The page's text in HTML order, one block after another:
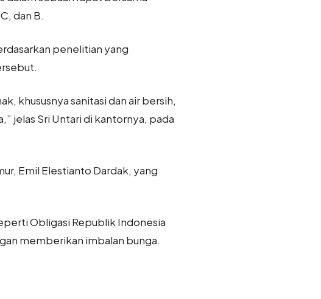
dan B.
penelitian yang
khususnya sanitasi dan air bersih,
jelas Sri Untari di kantornya, pada
Emil Elestianto Dardak, yang
Obligasi Republik Indonesia
memberikan imbalan bunga.